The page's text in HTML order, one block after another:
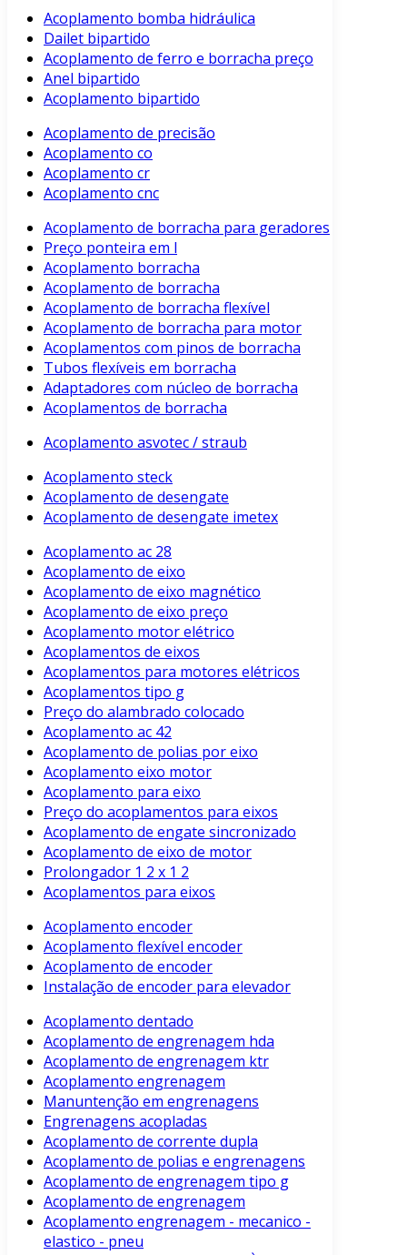
Acoplamento bomba hidráulica
Dailet bipartido
Acoplamento de ferro e borracha preço
Anel bipartido
Acoplamento bipartido
Acoplamento de precisão
Acoplamento co
Acoplamento cr
Acoplamento cnc
Acoplamento de borracha para geradores
Preço ponteira em l
Acoplamento borracha
Acoplamento de borracha
Acoplamento de borracha flexível
Acoplamento de borracha para motor
Acoplamentos com pinos de borracha
Tubos flexíveis em borracha
Adaptadores com núcleo de borracha
Acoplamentos de borracha
Acoplamento asvotec / straub
Acoplamento steck
Acoplamento de desengate
Acoplamento de desengate imetex
Acoplamento ac 28
Acoplamento de eixo
Acoplamento de eixo magnético
Acoplamento de eixo preço
Acoplamento motor elétrico
Acoplamentos de eixos
Acoplamentos para motores elétricos
Acoplamentos tipo g
Preço do alambrado colocado
Acoplamento ac 42
Acoplamento de polias por eixo
Acoplamento eixo motor
Acoplamento para eixo
Preço do acoplamentos para eixos
Acoplamento de engate sincronizado
Acoplamento de eixo de motor
Prolongador 1 2 x 1 2
Acoplamentos para eixos
Acoplamento encoder
Acoplamento flexível encoder
Acoplamento de encoder
Instalação de encoder para elevador
Acoplamento dentado
Acoplamento de engrenagem hda
Acoplamento de engrenagem ktr
Acoplamento engrenagem
Manuntenção em engrenagens
Engrenagens acopladas
Acoplamento de corrente dupla
Acoplamento de polias e engrenagens
Acoplamento de engrenagem tipo g
Acoplamento de engrenagem
Acoplamento engrenagem - mecanico -
elastico - pneu